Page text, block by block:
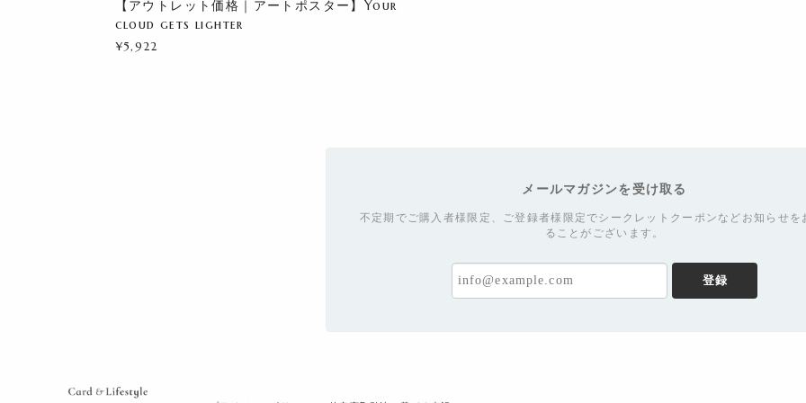
【アウトレット価格｜アートポスター】Your
cloud gets lighter
¥5,922
メールマガジンを受け取る
不定期でご購入者様限定、ご登録者様限定でシークレットクーポンなどお知らせを
ることがございます。
登録